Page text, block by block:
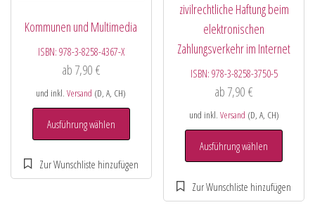
Kommunen und Multimedia
ISBN: 978-3-8258-4367-X
ab 7,90 €
und inkl.Versand (D, A, CH)
Ausführung wählen
zivilrechtliche Haftung beim
elektronischen
Zahlungsverkehr im Internet
ISBN: 978-3-8258-3750-5
ab 7,90€
und inkl. Versand (D, A, CH)
Ausführung wählen